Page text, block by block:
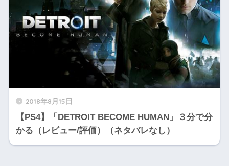
2018年8月15日
【PS4】「DETROIT BECOME HUMAN」３分で分
かる（レビュー/評価）（ネタバレなし）